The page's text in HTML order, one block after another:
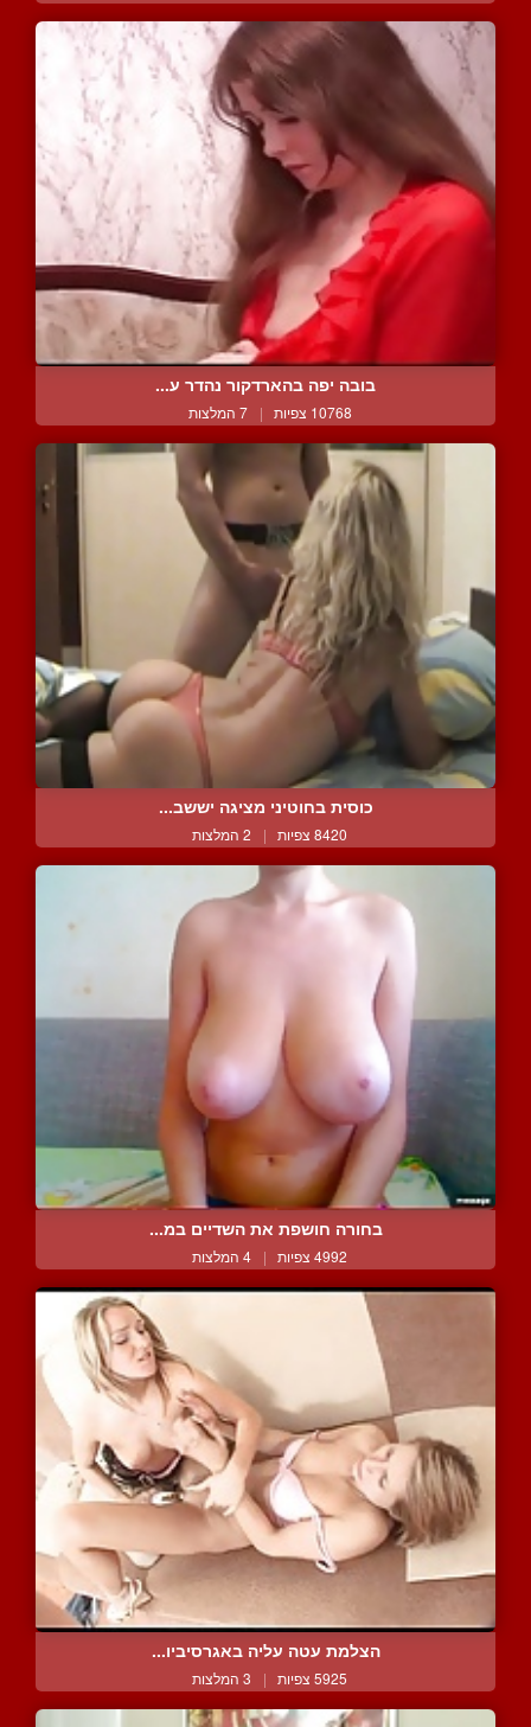
בובה יפה בהארדקור נהדר ע...
10768 צפיות | 7 המלצות
כוסית בחוטיני מציגה יששב...
8420 צפיות | 2 המלצות
בחורה חושפת את השדיים במ...
4992 צפיות | 4 המלצות
הצלמת עטה עליה באגרסיביו...
5925 צפיות | 3 המלצות